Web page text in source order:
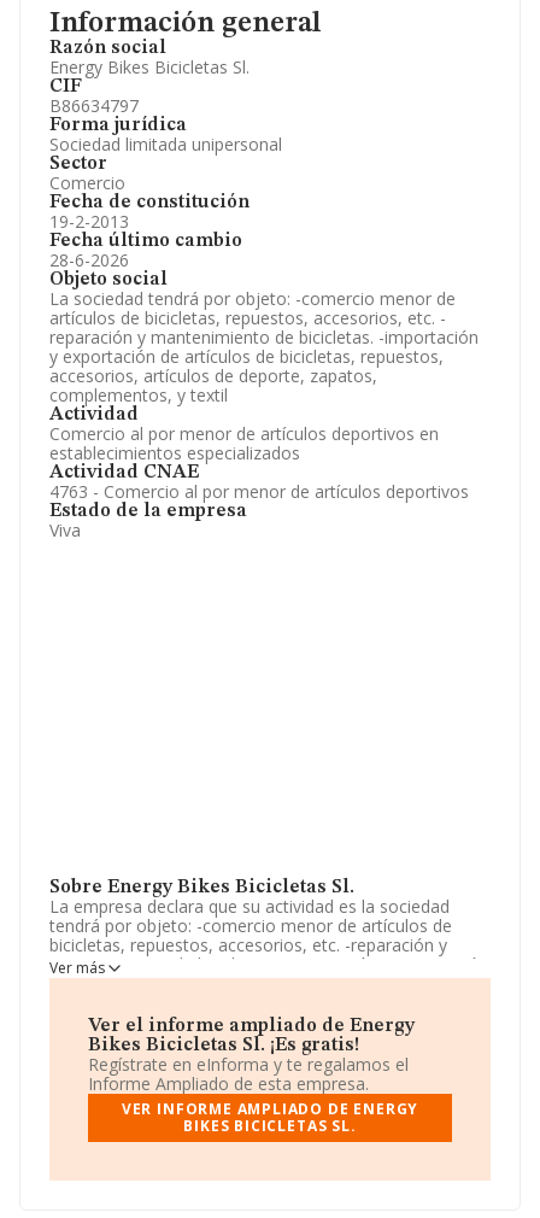
Información general
Razón social
Energy Bikes Bicicletas Sl.
CIF
B86634797
Forma jurídica
Sociedad limitada unipersonal
Sector
Comercio
Fecha de constitución
19-2-2013
Fecha último cambio
28-6-2026
Objeto social
La sociedad tendrá por objeto: -comercio menor de
artículos de bicicletas, repuestos, accesorios, etc. -
reparación y mantenimiento de bicicletas. -importación
y exportación de artículos de bicicletas, repuestos,
accesorios, artículos de deporte, zapatos,
complementos, y textil
Actividad
Comercio al por menor de artículos deportivos en
establecimientos especializados
Actividad CNAE
4763 - Comercio al por menor de artículos deportivos
Estado de la empresa
Viva
Sobre Energy Bikes Bicicletas Sl.
La empresa declara que su actividad es la sociedad
tendrá por objeto: -comercio menor de artículos de
bicicletas, repuestos, accesorios, etc. -reparación y
mantenimiento de bicicletas. -importación y exportación
de artículos de bicicletas, repuestos, accesorios,
La sociedad está registrada como Sociedad Limitada.
Tiene CNAE: 4763 - 'Comercio al por menor de
grabaciones de música y vídeo en establecimientos
especializados'. La empresa opera en el mercado de las
importaciones.
En el último año el número de empleados ha
en INFORMA, el número de empleados de la compañía
Ver más
Ver el informe ampliado de Energy
Bikes Bicicletas Sl. ¡Es gratis!
Regístrate en eInforma y te regalamos el
Informe Ampliado de esta empresa.
VER INFORME AMPLIADO DE ENERGY
BIKES BICICLETAS SL.
Información oficial y registral complementaria.